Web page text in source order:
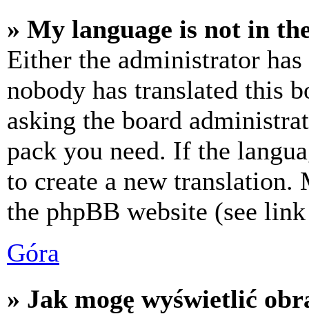
» My language is not in
Either the administrator
nobody has translated this
asking the board
pack you need. If the
to create a new
the phpBB website (see
Góra
» Jak mogę wyświetlić